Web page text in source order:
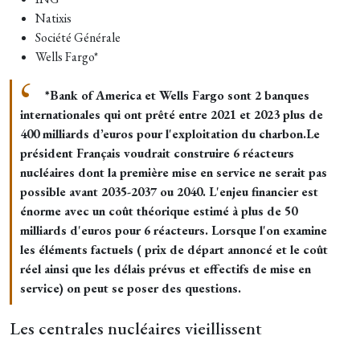
Natixis
Société Générale
Wells Fargo*
*Bank of America et Wells Fargo sont 2 banques
internationales qui ont prêté entre 2021 et 2023 plus de
400 milliards d’euros pour l'exploitation du charbon.Le
président Français voudrait construire 6 réacteurs
nucléaires dont la première mise en service ne serait pas
possible avant 2035-2037 ou 2040. L'enjeu financier est
énorme avec un coût théorique estimé à plus de 50
milliards d'euros pour 6 réacteurs. Lorsque l'on examine
les éléments factuels ( prix de départ annoncé et le coût
réel ainsi que les délais prévus et effectifs de mise en
service) on peut se poser des questions.
Les centrales nucléaires vieillissent